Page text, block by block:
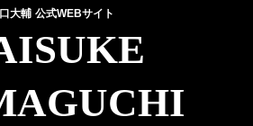
大輔 公式WEBサイト